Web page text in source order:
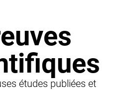
études publiées et